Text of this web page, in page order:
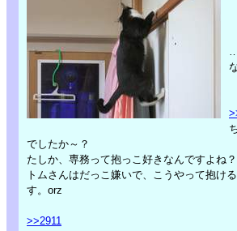
でしたか～？
たしか、専務って抱っこ好きなんですよね
トムさんはだっこ嫌いで、こうやって抱け
す。orz
>>2911